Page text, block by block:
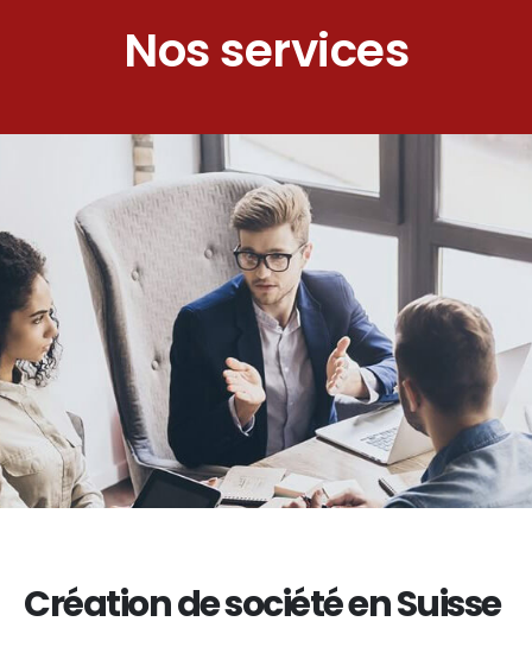
Nos services
Création de société en Suisse